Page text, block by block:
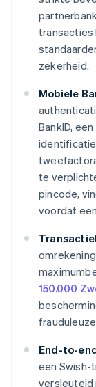
transacties
zekerheid.
Mobiele
BankID,
te
pincode,
voordat
150.000
End-to-
een Swish-
versleuteld